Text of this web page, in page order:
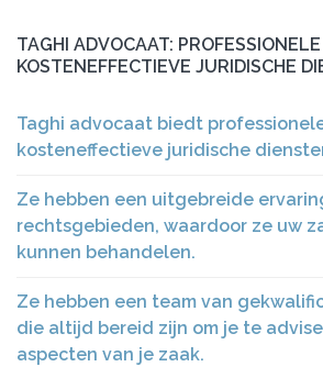
TAGHI ADVOCAAT:
KOSTENEFFECTIEVE JURIDISCHE
Taghi advocaat biedt
kosteneffectieve juridische
Ze hebben een uitgebreide
rechtsgebieden, waardoor ze uw
kunnen behandelen.
Ze hebben een team van
die altijd bereid zijn om je te
aspecten van je zaak.